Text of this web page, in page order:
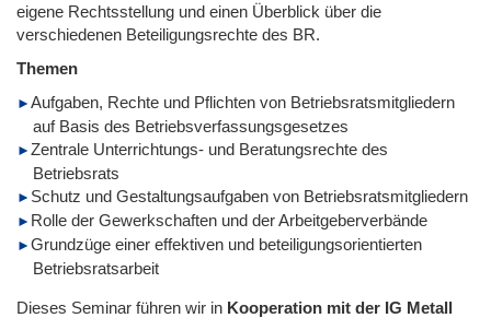
eigene Rechtsstellung und einen Überblick über die
verschiedenen Beteiligungsrechte des BR.
Themen
Aufgaben, Rechte und Pflichten von Betriebsratsmitgliedern
auf Basis des Betriebsverfassungsgesetzes
Zentrale Unterrichtungs- und Beratungsrechte des
Betriebsrats
Schutz und Gestaltungsaufgaben von Betriebsratsmitgliedern
Rolle der Gewerkschaften und der Arbeitgeberverbände
Grundzüge einer effektiven und beteiligungsorientierten
Betriebsratsarbeit
Dieses Seminar führen wir in Kooperation mit der IG Metall